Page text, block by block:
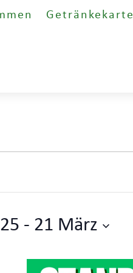
Getränkekarte
- 21 März